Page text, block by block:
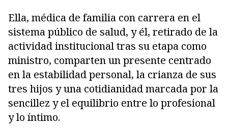
Ella, médica de familia con carrera en el
sistema público de salud, y él, retirado de la
actividad institucional tras su etapa como
ministro, comparten un presente centrado
en la estabilidad personal, la crianza de sus
tres hijos y una cotidianidad marcada por la
sencillez y el equilibrio entre lo profesional
y lo íntimo.